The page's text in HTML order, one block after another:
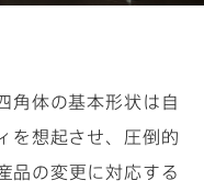
角体の基本形状は自
を想起させ、圧倒的
品の変更に対応する